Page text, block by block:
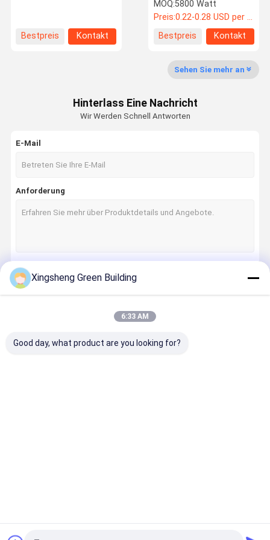
Über Uns
Werksbesich
Tigung
Qualitätskon Kontakt Mit
Uns
Rechtssach Bitte Um Ein
Kurve Solardachfliesen
Monosonnenkollektor
bipv Solarmodule
BIPV-Produktionsmaschine
in verschiedenen Größen
für PV-Anlagen auf
Dächern und Carports,
Sunpower-
Stromerzeugung,
MOQ:5800 Watt
Preis:0.22-0.28 USD per watt
Bestpreis
Kontakt
Bestpreis Kontakt
Sehen Sie mehr an
Hinterlass Eine Nachricht
Wir Werden Schnell Antworten
E-Mail
Anforderung
Fortsetzen
Xingsheng Green Building
6:33 AM
Good day, what product are you looking for?